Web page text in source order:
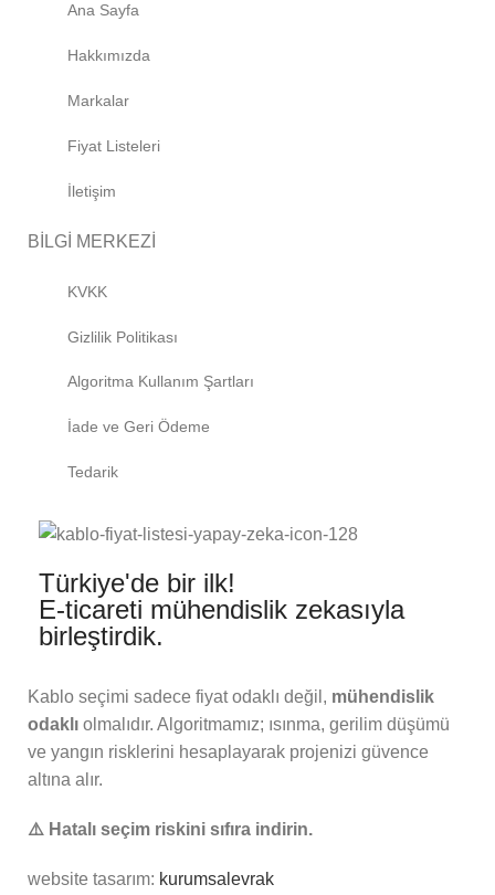
Ana Sayfa
Hakkımızda
Markalar
Fiyat Listeleri
İletişim
BİLGİ MERKEZİ
KVKK
Gizlilik Politikası
Algoritma Kullanım Şartları
İade ve Geri Ödeme
Tedarik
Türkiye'de bir ilk!
E-ticareti mühendislik zekasıyla
birleştirdik.
Kablo seçimi sadece fiyat odaklı değil, mühendislik
odaklı olmalıdır. Algoritmamız; ısınma, gerilim düşümü
ve yangın risklerini hesaplayarak projenizi güvence
altına alır.
⚠️ Hatalı seçim riskini sıfıra indirin.
website tasarım: kurumsalevrak